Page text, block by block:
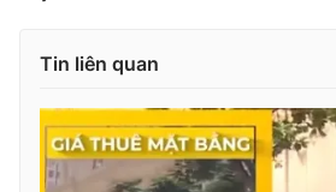
Tin liên quan